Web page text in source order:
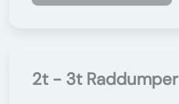
2t - 3t Raddumper